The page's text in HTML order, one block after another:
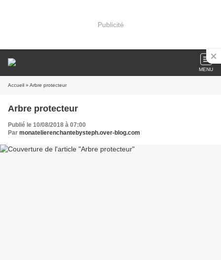
Publicité
MENU
Accueil » Arbre protecteur
Arbre protecteur
Publié le 10/08/2018 à 07:00
Par monatelierenchantebysteph.over-blog.com